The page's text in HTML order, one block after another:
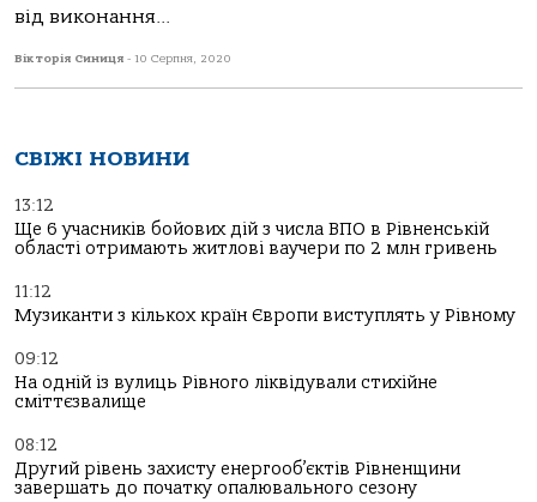
від виконання...
Вікторія Синиця - 10 Серпня, 2020
СВІЖІ НОВИНИ
13:12
Ще 6 учасників бойових дій з числа ВПО в Рівненській
області отримають житлові ваучери по 2 млн гривень
11:12
Музиканти з кількох країн Європи виступлять у Рівному
09:12
На одній із вулиць Рівного ліквідували стихійне
сміттєзвалище
08:12
Другий рівень захисту енергооб’єктів Рівненщини
завершать до початку опалювального сезону